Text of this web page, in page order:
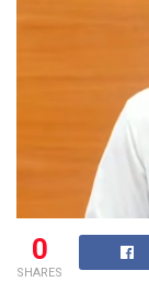
0
SHARES